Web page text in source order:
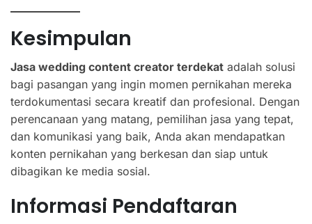
Kesimpulan
Jasa wedding content creator terdekat adalah solusi
bagi pasangan yang ingin momen pernikahan mereka
terdokumentasi secara kreatif dan profesional. Dengan
perencanaan yang matang, pemilihan jasa yang tepat,
dan komunikasi yang baik, Anda akan mendapatkan
konten pernikahan yang berkesan dan siap untuk
dibagikan ke media sosial.
Informasi Pendaftaran